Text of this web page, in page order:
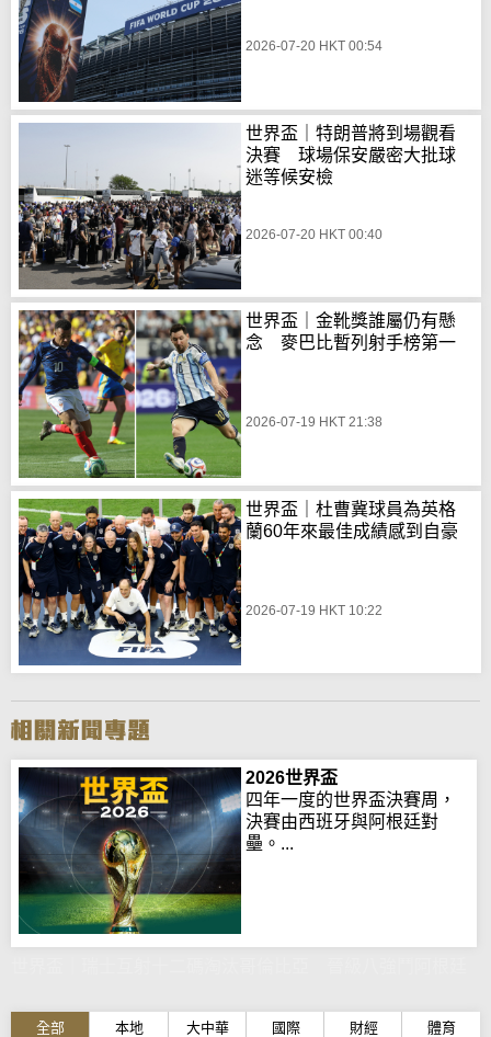
2026-07-20 HKT 00:54
世界盃｜特朗普將到場觀看
決賽 球場保安嚴密大批球
迷等候安檢
2026-07-20 HKT 00:40
世界盃｜金靴獎誰屬仍有懸
念 麥巴比暫列射手榜第一
2026-07-19 HKT 21:38
世界盃｜杜曹冀球員為英格
蘭60年來最佳成績感到自豪
2026-07-19 HKT 10:22
2026世界盃
四年一度的世界盃決賽周，
決賽由西班牙與阿根廷對
壘。...
全部 本地 大中華 國際 財經 體育